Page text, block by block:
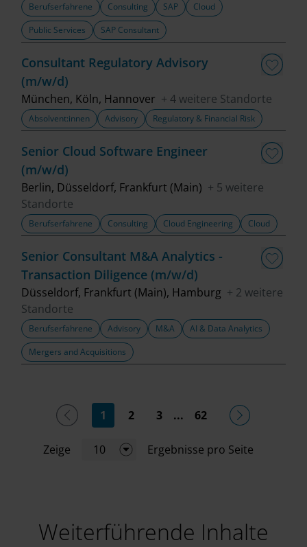
Berufserfahrene Consulting SAP
Cloud
Public Services
SAP Consultant
Consultant Regulatory Advisory
(m/w/d)
München, Köln, Hannover + 4 weitere Standorte
Absolvent:innen Advisory Regulatory & Financial Risk
Senior Cloud Software Engineer
(m/w/d)
Berlin, Düsseldorf, Frankfurt (Main) + 5 weitere
Standorte
Berufserfahrene Consulting Cloud Engineering Cloud
Senior Consultant M&A Analytics -
Transaction Diligence (m/w/d)
Düsseldorf, Frankfurt (Main), Hamburg + 2 weitere
Standorte
Berufserfahrene Advisory M&A
AI & Data Analytics
Mergers and Acquisitions
1 (current)
2 3 ... 62
Zeige 10 Ergebnisse pro Seite
Weiterführende Inhalte